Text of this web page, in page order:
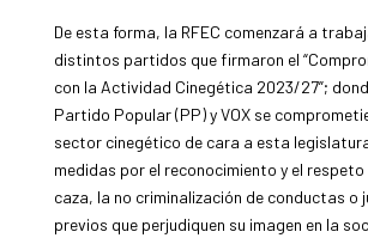
De esta forma, la RFEC comenzará a
distintos partidos que firmaron el
con la Actividad Cinegética 2023/27”;
Partido Popular (PP) y VOX se
sector cinegético de cara a esta
medidas por el reconocimiento y el
caza, la no criminalización de conductas o
previos que perjudiquen su imagen en la